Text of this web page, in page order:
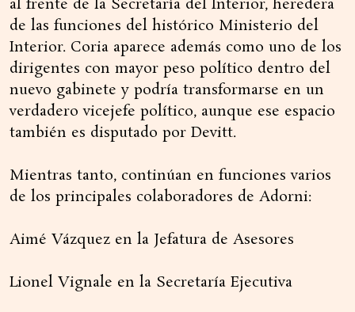
al frente de la Secretaría del Interior, heredera
de las funciones del histórico Ministerio del
Interior. Coria aparece además como uno de los
dirigentes con mayor peso político dentro del
nuevo gabinete y podría transformarse en un
verdadero vicejefe político, aunque ese espacio
también es disputado por Devitt.
Mientras tanto, continúan en funciones varios
de los principales colaboradores de Adorni:
Aimé Vázquez en la Jefatura de Asesores
Lionel Vignale en la Secretaría Ejecutiva